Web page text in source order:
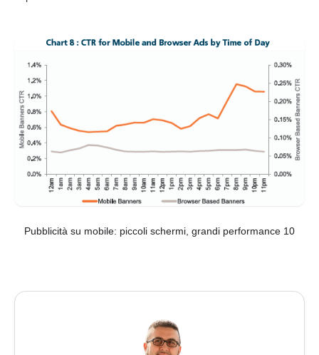
Pubblicità su mobile: piccoli schermi, grandi performance 10